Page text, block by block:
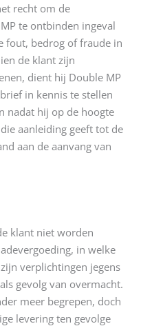
recht om de
te ontbinden ingeval
fout, bedrog of fraude in
de klant zijn
dient hij Double MP
in kennis te stellen
nadat hij op de hoogte
aanleiding geeft tot de
aan de aanvang van
klant niet worden
in welke
verplichtingen jegens
gevolg van overmacht.
meer begrepen, doch
levering ten gevolge